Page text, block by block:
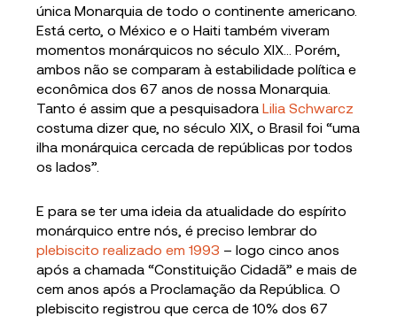
única Monarquia de todo o continente americano.
Está certo, o México e o Haiti também viveram
momentos monárquicos no século XIX… Porém,
ambos não se comparam à estabilidade política e
econômica dos 67 anos de nossa Monarquia.
Tanto é assim que a pesquisadoraLilia Schwarcz
costuma dizer que, no século XIX, o Brasil foi “uma
ilha monárquica cercada de repúblicas por todos
os lados”.
E para se ter uma ideia da atualidade do espírito
monárquico entre nós, é preciso lembrar do
plebiscito realizado em 1993 – logo cinco anos
após a chamada “Constituição Cidadã” e mais de
cem anos após a Proclamação da República. O
plebiscito registrou que cerca de 10% dos 67